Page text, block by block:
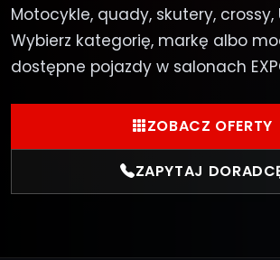
Motocykle, quady, skutery, crossy,
Wybierz kategorię, markę albo
dostępne pojazdy w salonach
ZOBACZ OFERTY
ZAPYTAJ